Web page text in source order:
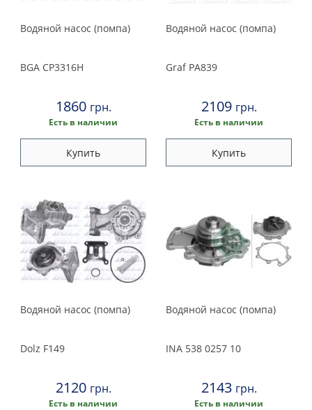
Водяной насос (помпа)
BGA CP3316H
1860 грн.
Есть в наличии
Купить
Водяной насос (помпа)
GrafPA839
2109 грн.
Есть в наличии
Купить
Водяной насос (помпа)
Dolz F149
2120 грн.
Есть в наличии
Водяной насос (помпа)
INA 538 0257 10
2143 грн.
Есть в наличии